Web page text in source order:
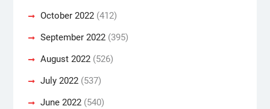
October 2022(412)
September 2022(395)
August 2022(526)
July 2022(537)
June 2022(540)